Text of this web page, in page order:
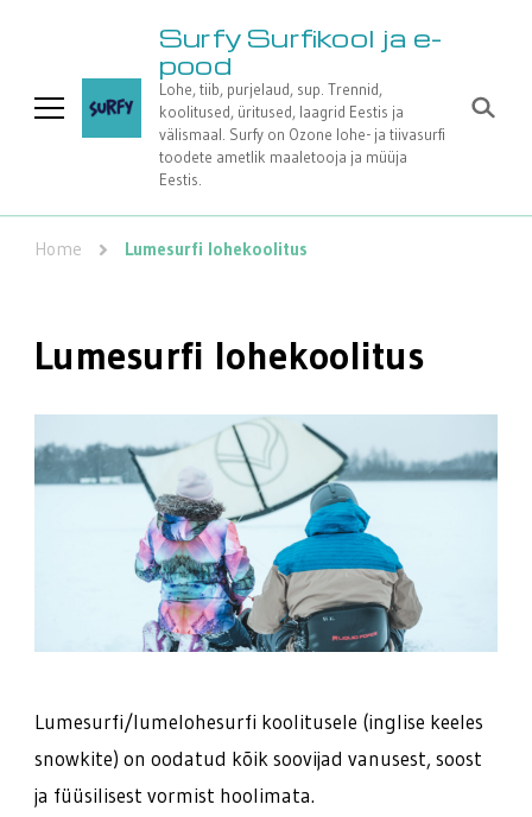
Surfy Surfikool ja e-
pood
Lohe, tiib, purjelaud, sup. Trennid,
koolitused, üritused, laagrid Eestis ja
välismaal. Surfy on Ozone lohe- ja tiivasurfi
toodete ametlik maaletooja ja müüja
Eestis.
Home Lumesurfi lohekoolitus
Lumesurfi lohekoolitus
Lumesurfi/lumelohesurfi koolitusele (inglise keeles
snowkite) on oodatud kõik soovijad vanusest, soost
ja füüsilisest vormist hoolimata.